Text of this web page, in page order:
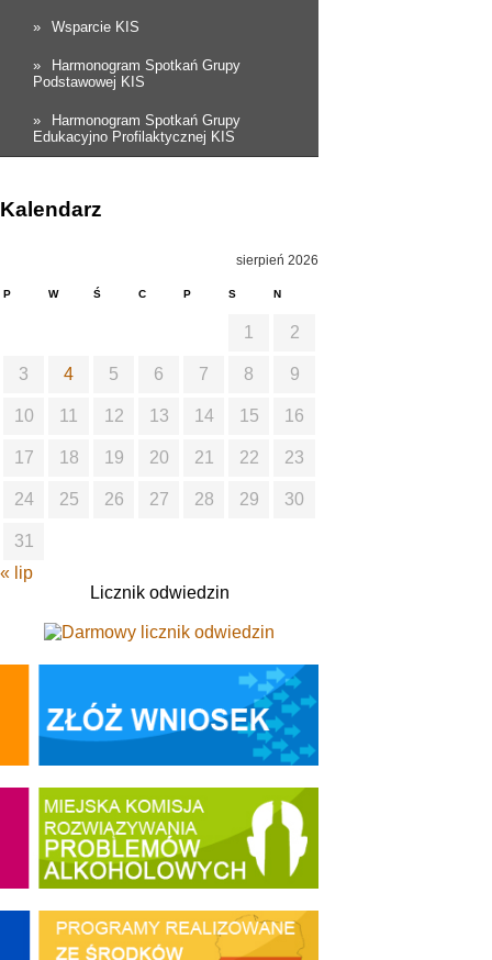
Wsparcie KIS
Harmonogram Spotkań Grupy
Podstawowej KIS
Harmonogram Spotkań Grupy
Edukacyjno Profilaktycznej KIS
Kalendarz
sierpień 2026
P W Ś C P S N
1 2
3 4 5 6 7 8 9
10 11 12 13 14 15 16
17 18 19 20 21 22 23
24 25 26 27 28 29 30
31
« lip
Licznik odwiedzin